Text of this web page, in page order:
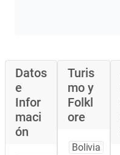
Datos
e
Infor
maci
ón
Turis
mo y
Folkl
ore
Bolivia